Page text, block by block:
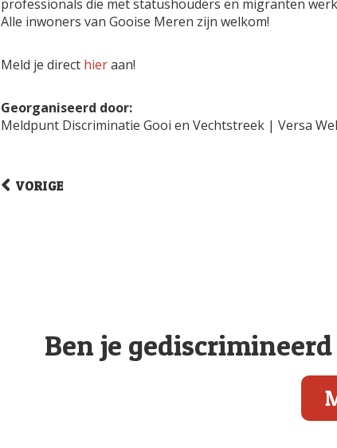
professionals die met statushouders en migranten
Alle inwoners van Gooise Meren zijn welkom!
Meld je direct hieraan!
Georganiseerd door:
Meldpunt Discriminatie Gooi en Vechtstreek | Versa
VORIGE
Ben je